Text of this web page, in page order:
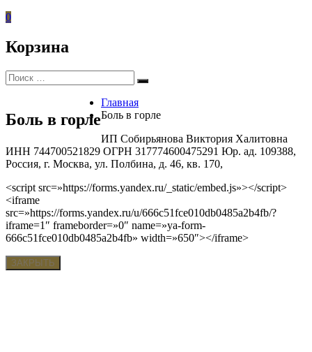
0
Корзина
Искать:
Поиск
Боль в горле
Главная
Боль в горле
ИП Собирьянова Виктория Халитовна
ИНН 744700521829 ОГРН 317774600475291 Юр. ад. 109388,
Россия, г. Москва, ул. Полбина, д. 46, кв. 170,
<script src=»https://forms.yandex.ru/_static/embed.js»></script>
<iframe
src=»https://forms.yandex.ru/u/666c51fce010db0485a2b4fb/?
iframe=1″ frameborder=»0″ name=»ya-form-
666c51fce010db0485a2b4fb» width=»650″></iframe>
ЗАКРЫТЬ